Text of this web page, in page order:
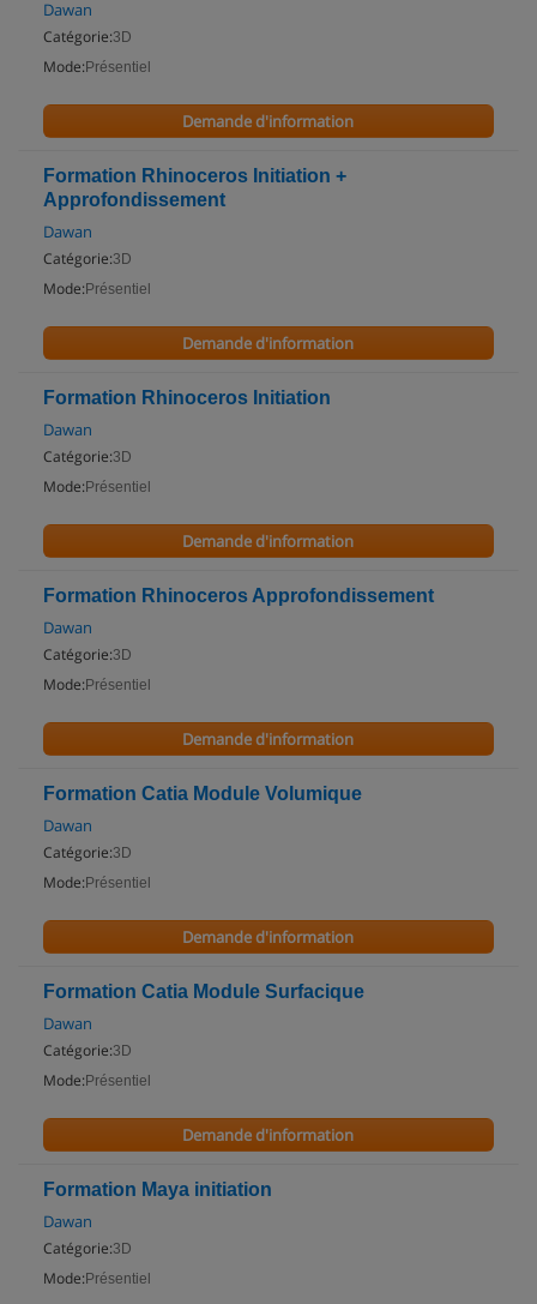
Dawan
Catégorie:3D
Mode: Présentiel
Demande d'information
Formation Rhinoceros Initiation +
Approfondissement
Dawan
Catégorie:3D
Mode: Présentiel
Demande d'information
Formation Rhinoceros Initiation
Dawan
Catégorie:3D
Mode: Présentiel
Demande d'information
Formation Rhinoceros Approfondissement
Dawan
Catégorie:3D
Mode: Présentiel
Demande d'information
Formation Catia Module Volumique
Dawan
Catégorie:3D
Mode: Présentiel
Demande d'information
Formation Catia Module Surfacique
Dawan
Catégorie:3D
Mode: Présentiel
Demande d'information
Formation Maya initiation
Dawan
Catégorie:3D
Mode: Présentiel